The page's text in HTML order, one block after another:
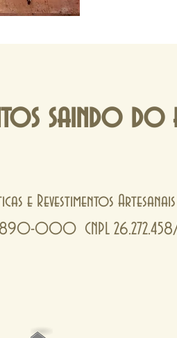
saindo
e Revestimentos
000 CNPL